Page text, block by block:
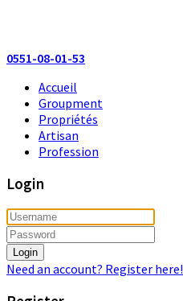
0551-08-01-53
Accueil
Groupment
Propriétés
Artisan
Profession
Login
Login
Need an account? Register here!